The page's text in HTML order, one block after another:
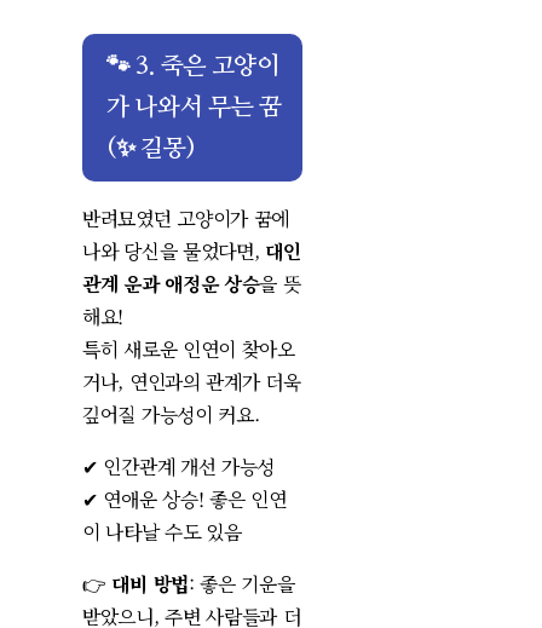
🐾 3. 죽은 고양이
가 나와서 무는 꿈
(✨ 길몽)
반려묘였던 고양이가 꿈에
나와 당신을 물었다면, 대인
관계 운과 애정운 상승을 뜻
해요!
특히 새로운 인연이 찾아오
거나, 연인과의 관계가 더욱
깊어질 가능성이 커요.
✔ 인간관계 개선 가능성
✔ 연애운 상승! 좋은 인연
이 나타날 수도 있음
👉 대비 방법: 좋은 기운을
받았으니, 주변 사람들과 더